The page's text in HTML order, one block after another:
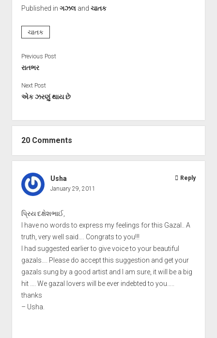
Published in ગઝલand ચાતક
ચાતક
Previous Post
રાતભર
Next Post
એક ઝરણું થાય છે
20 Comments
Usha
January 29, 2011
પ્રિય દક્ષેશભાઈ,
I have no words to express my feelings for this Gazal.. A
truth, very well said…. Congrats to you!!!
I had suggested earlier to give voice to your beautiful
gazals…. Please do accept this suggestion and get your
gazals sung by a good artist and I am sure, it will be a big
hit …. We gazal lovers will be ever indebted to you…..
thanks
– Usha.
Reply